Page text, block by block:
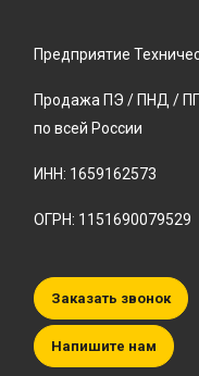
Предприятие
Продажа ПЭ / ПНД /
по всей России
ИНН: 1659162573
ОГРН: 1151690079529
Заказать звонок
Напишите нам